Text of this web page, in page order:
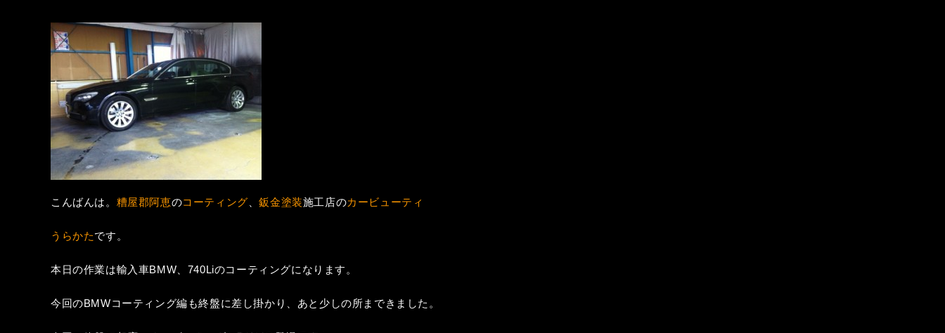
こんばんは。 糟屋郡阿恵のコーティング 、鈑金塗装施工店のカービューティ
うらかたです。
本日の作業は輸入車BMW、740Liのコーティングになります。
今回のBMWコーティング編も終盤に差し掛かり、あと少しの所まできました。